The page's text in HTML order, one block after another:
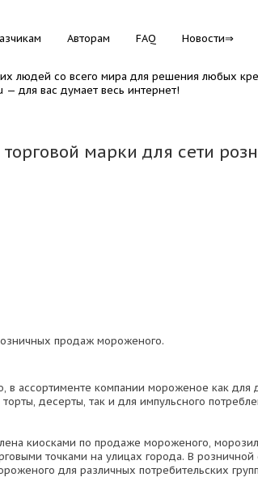
Авторам FAQ Новости
людей со всего мира для решения любых
— для вас думает весь интернет!
торговой марки для сети
продаж мороженого.
в ассортименте компании мороженое как для
десерты, так и для импульсного
киосками по продаже мороженого,
точками на улицах города. В розничной
для различных потребительских